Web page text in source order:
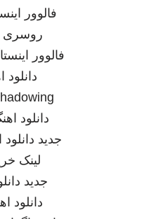
فالوور
روسری
فالوور
دانلود
دانلود
جدید
لینک
جدید
دانلود